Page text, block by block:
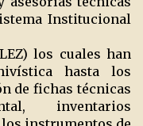
Institucional
los cuales han
hasta los
de fichas técnicas
inventarios